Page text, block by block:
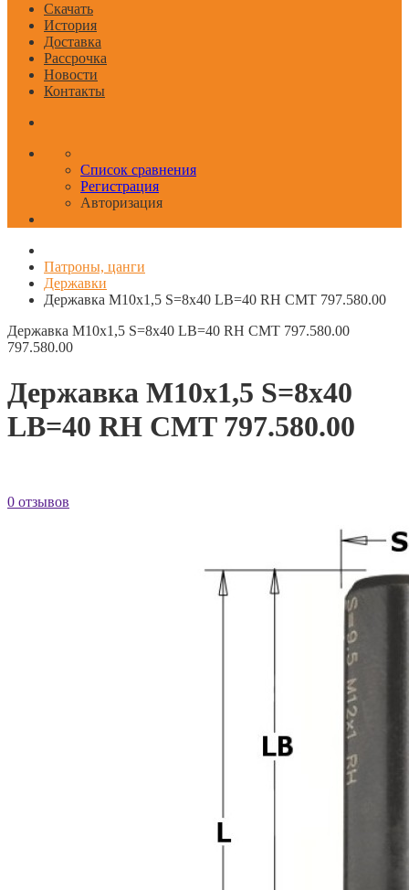
Скачать
История
Доставка
Рассрочка
Новости
Контакты
Список сравнения
Регистрация
Авторизация
Патроны, цанги
Державки
Державка M10x1,5 S=8x40 LB=40 RH CMT 797.580.00
Державка M10x1,5 S=8x40 LB=40 RH CMT 797.580.00
797.580.00
Державка M10x1,5 S=8x40
LB=40 RH CMT 797.580.00
0 отзывов